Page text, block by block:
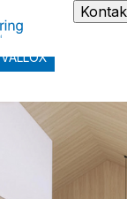
VALLOX